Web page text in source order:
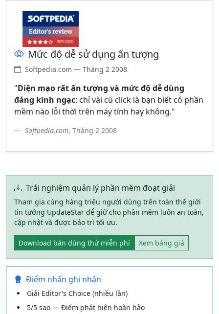
Mức độ dễ sử dụng ấn tượng
Softpedia.com — Tháng 2 2008
"Diện mạo rất ấn tượng và mức độ dễ dùng
đáng kinh ngạc: chỉ vài cú click là bạn biết có phần
mềm nào lỗi thời trên máy tính hay không."
Softpedia.com, Tháng 2 2008
Trải nghiệm quản lý phần mềm đoạt giải
Tham gia cùng hàng triệu người dùng trên toàn thế giới
tin tưởng UpdateStar để giữ cho phần mềm luôn an toàn,
cập nhật và được bảo trì tối ưu.
Download bản dùng thử miễn phí Xem bảng giá
Điểm nhấn ghi nhận
Giải Editor's Choice (nhiều lần)
5/5 sao — Điểm phát hiện hoàn hảo